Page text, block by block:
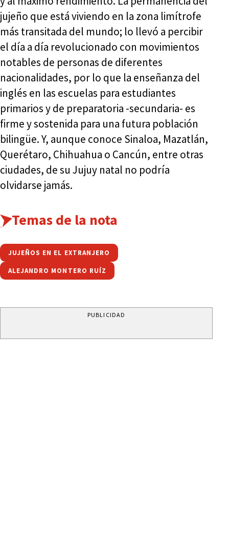
jujeño que está viviendo en la zona limítrofe
más transitada del mundo; lo llevó a percibir
el día a día revolucionado con movimientos
notables de personas de diferentes
nacionalidades, por lo que la enseñanza del
inglés en las escuelas para estudiantes
primarios y de preparatoria -secundaria- es
firme y sostenida para una futura población
bilingüe. Y, aunque conoce Sinaloa, Mazatlán,
Querétaro, Chihuahua o Cancún, entre otras
ciudades, de su Jujuy natal no podría
olvidarse jamás.
Temas de la nota
JUJEÑOS EN EL EXTRANJERO
ALEJANDRO MONTERO RUÍZ
PUBLICIDAD